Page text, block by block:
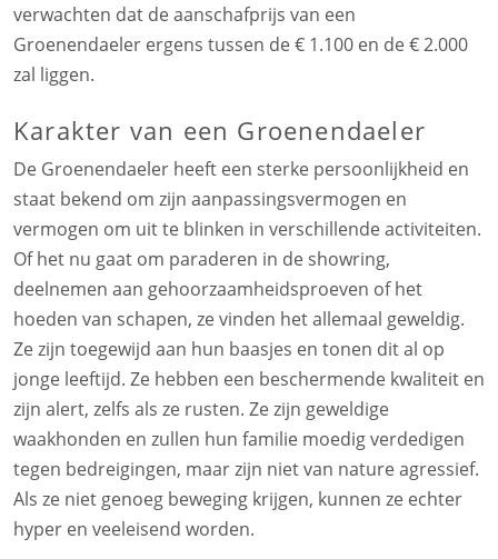
verwachten dat de aanschafprijs van een
Groenendaeler ergens tussen de € 1.100 en de € 2.000
zal liggen.
Karakter van een Groenendaeler
De Groenendaeler heeft een sterke persoonlijkheid en
staat bekend om zijn aanpassingsvermogen en
vermogen om uit te blinken in verschillende activiteiten.
Of het nu gaat om paraderen in de showring,
deelnemen aan gehoorzaamheidsproeven of het
hoeden van schapen, ze vinden het allemaal geweldig.
Ze zijn toegewijd aan hun baasjes en tonen dit al op
jonge leeftijd. Ze hebben een beschermende kwaliteit en
zijn alert, zelfs als ze rusten. Ze zijn geweldige
waakhonden en zullen hun familie moedig verdedigen
tegen bedreigingen, maar zijn niet van nature agressief.
Als ze niet genoeg beweging krijgen, kunnen ze echter
hyper en veeleisend worden.